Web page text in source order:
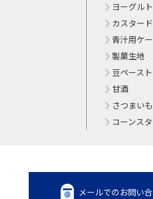
ヨーグル
カスター
青汁用ケ
製菓生地
豆ペースト
甘酒
さつまい
コーンス
メールでのお問い